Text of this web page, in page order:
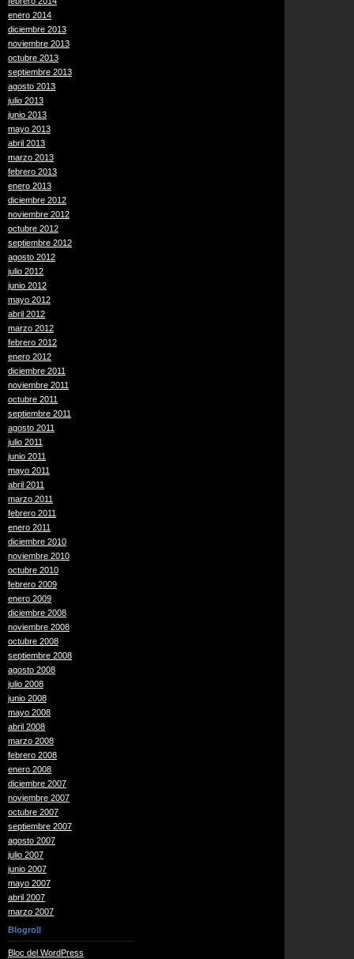
enero 2014
diciembre 2013
noviembre 2013
octubre 2013
septiembre 2013
agosto 2013
julio 2013
junio 2013
mayo 2013
abril 2013
marzo 2013
febrero 2013
enero 2013
diciembre 2012
noviembre 2012
octubre 2012
septiembre 2012
agosto 2012
julio 2012
junio 2012
mayo 2012
abril 2012
marzo 2012
febrero 2012
enero 2012
diciembre 2011
noviembre 2011
octubre 2011
septiembre 2011
agosto 2011
julio 2011
junio 2011
mayo 2011
abril 2011
marzo 2011
febrero 2011
enero 2011
diciembre 2010
noviembre 2010
octubre 2010
febrero 2009
enero 2009
diciembre 2008
noviembre 2008
octubre 2008
septiembre 2008
agosto 2008
julio 2008
junio 2008
mayo 2008
abril 2008
marzo 2008
febrero 2008
enero 2008
diciembre 2007
noviembre 2007
octubre 2007
septiembre 2007
agosto 2007
julio 2007
junio 2007
mayo 2007
abril 2007
marzo 2007
Blogroll
Bloc del WordPress